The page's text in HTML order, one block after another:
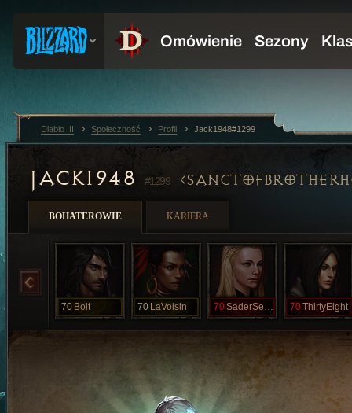
JACK1948 #1299
BOHATEROWIE KARIERA
70 Bolt 70 LaVoisin 70 SaderSeven 70ThirtyEight
Diablo III Społeczność Profil Jack1948#1299